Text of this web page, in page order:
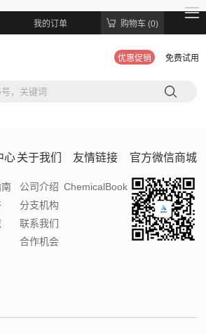
我的订单 购物车 (0)
优惠促销 免费试用
74948.htmlhttps://ararat-
心关于我们
公司介绍
分支机构
联系我们
合作机会
友情链接
ChemicalBook
官方微信商城